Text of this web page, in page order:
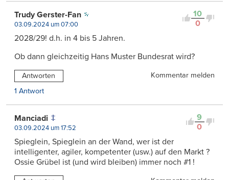
10
0
Trudy Gerster-Fan
03.09.2024 um 07:00
2028/29! d.h. in 4 bis 5 Jahren.
Ob dann gleichzeitig Hans Muster Bundesrat wird?
Antworten
Kommentar melden
1 Antwort
9
0
Manciadi
03.09.2024 um 17:52
Spieglein, Spieglein an der Wand, wer ist der
intelligenter, agiler, kompetenter (usw.) auf den Markt ?
Ossie Grübel ist (und wird bleiben) immer noch #1 !